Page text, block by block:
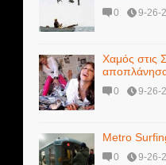
0 9-26-
Χαμός στις
0 9-26-
Metro
0 9-26-